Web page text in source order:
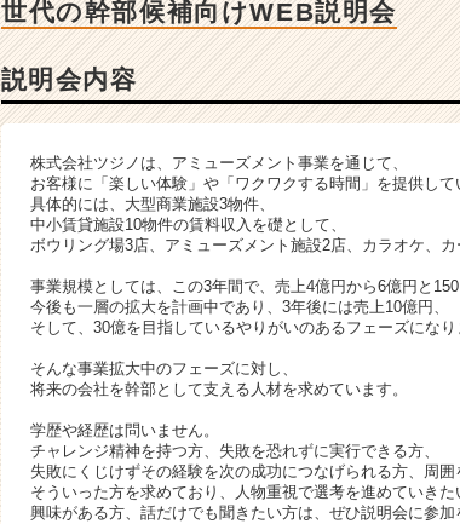
世代の幹部候補向けWEB説明会
説明会内容
株式会社ツジノは、アミューズメント事業を通じて、
お客様に「楽しい体験」や「ワクワクする時間」を提供して
具体的には、大型商業施設3物件、
中小賃貸施設10物件の賃料収入を礎として、
ボウリング場3店、アミューズメント施設2店、カラオケ、カ
事業規模としては、この3年間で、売上4億円から6億円と150
今後も一層の拡大を計画中であり、3年後には売上10億円、
そして、30億を目指しているやりがいのあるフェーズになり
そんな事業拡大中のフェーズに対し、
将来の会社を幹部として支える人材を求めています。
学歴や経歴は問いません。
チャレンジ精神を持つ方、失敗を恐れずに実行できる方、
失敗にくじけずその経験を次の成功につなげられる方、周囲
そういった方を求めており、人物重視で選考を進めていきた
興味がある方、話だけでも聞きたい方は、ぜひ説明会に参加